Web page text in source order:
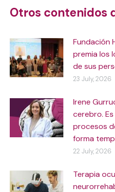
Otros contenidos
Fundación
premia los
de sus
23 July, 2026
Irene
cerebro.
procesos
forma
22 July, 2026
Terapia